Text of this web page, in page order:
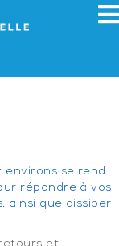
environs se rend
répondre à vos
ainsi que dissiper